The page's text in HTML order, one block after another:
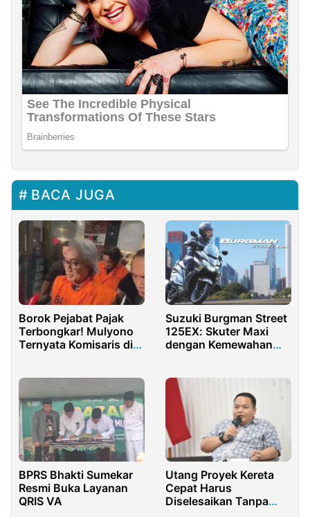
BACA JUGA
Borok Pejabat Pajak
Terbongkar! Mulyono
Ternyata Komisaris di
Suzuki Burgman Street
125EX: Skuter Maxi
dengan Kemewahan
BPRS Bhakti Sumekar
Resmi Buka Layanan
QRIS VA
Utang Proyek Kereta
Cepat Harus
Diselesaikan Tanpa